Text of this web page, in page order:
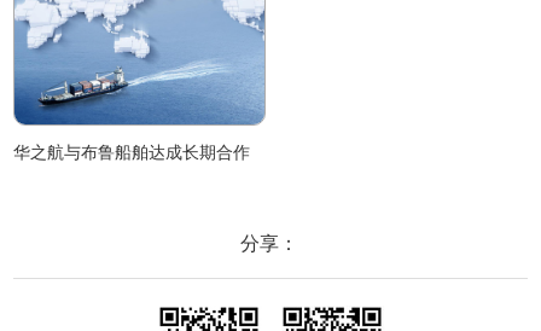
华之航与布鲁船舶达成长期合作
分享：